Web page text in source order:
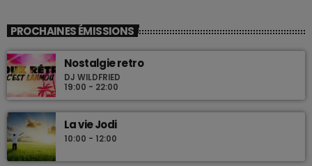
PROCHAINES ÉMISSIONS
Nostalgie retro
DJ WILDFRIED
19:00 - 22:00
La vie Jodi
10:00 - 12:00